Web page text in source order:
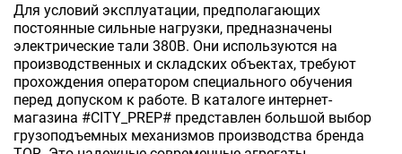
Для условий эксплуатации, предполагающих
постоянные сильные нагрузки, предназначены
электрические тали 380В. Они используются на
производственных и складских объектах, требуют
прохождения оператором специального обучения
перед допуском к работе. В каталоге интернет-
магазина #CITY_PREP# представлен большой выбор
грузоподъемных механизмов производства бренда